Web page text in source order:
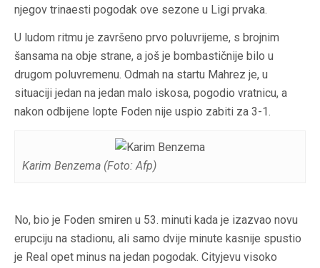
njegov trinaesti pogodak ove sezone u Ligi prvaka.
U ludom ritmu je završeno prvo poluvrijeme, s brojnim
šansama na obje strane, a još je bombastičnije bilo u
drugom poluvremenu. Odmah na startu Mahrez je, u
situaciji jedan na jedan malo iskosa, pogodio vratnicu, a
nakon odbijene lopte Foden nije uspio zabiti za 3-1.
Karim Benzema (Foto: Afp)
No, bio je Foden smiren u 53. minuti kada je izazvao novu
erupciju na stadionu, ali samo dvije minute kasnije spustio
je Real opet minus na jedan pogodak. Cityjevu visoko